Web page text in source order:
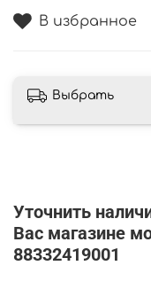
В избранное
Выбрать
Уточнить
Вас магазине
88332419001